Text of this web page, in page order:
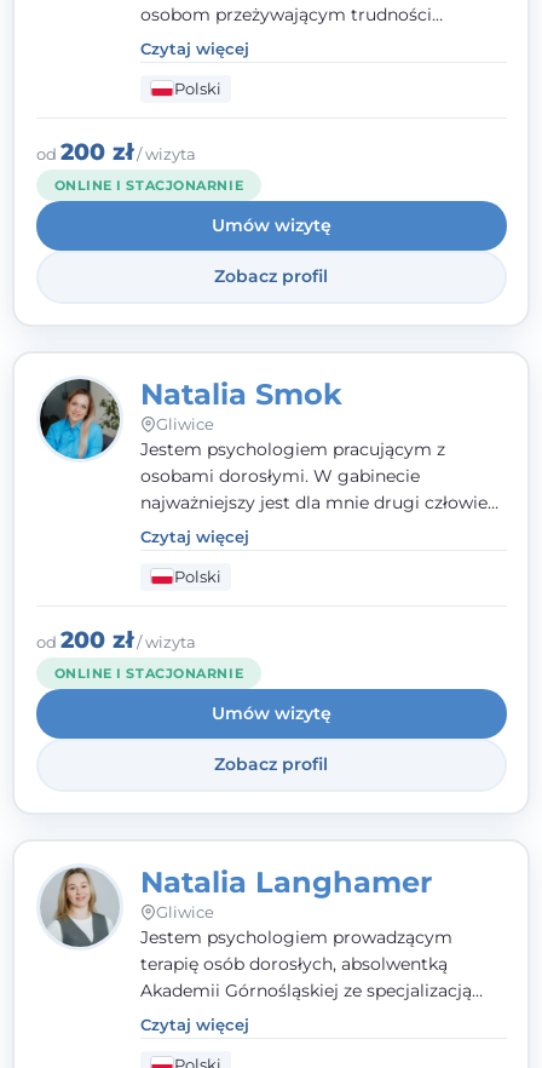
osobom przeżywającym trudności
emocjonalne, relacyjne albo znajdującym
się w kryzysie. Liczy się dla mnie
autentyczna, oparta na zaufaniu relacja
oraz przestrzeń, w której każdy poczuje się
wysłuchany i potraktowany z szacunkiem.
Czytaj więcej
Polski
od 200 zł/ wizyta
ONLINE I STACJONARNIE
Umów wizytę
Zobacz profil
Natalia Smok
Gliwice
Jestem psychologiem pracującym z
osobami dorosłymi. W gabinecie
najważniejszy jest dla mnie drugi człowiek
- wierzę, że empatia, autentyczność i pełne
zaangażowanie tworzą bezpieczną
przestrzeń, będącą podstawą pracy nad
zmianą. W praktyce korzystam m.in. z
narzędzi Racjonalnej Terapii Zachowania.
Czytaj więcej
Polski
od 200 zł/ wizyta
ONLINE I STACJONARNIE
Umów wizytę
Zobacz profil
Natalia Langhamer
Gliwice
Jestem psychologiem prowadzącym
terapię osób dorosłych, absolwentką
Akademii Górnośląskiej ze specjalizacją
kliniczną. Oferuję konsultacje
psychologiczne i pierwszą pomoc
Czytaj więcej